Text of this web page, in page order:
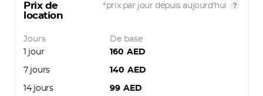
Prix de
location
*prix par jour depuis aujourd'hui
Jours
De base
1 jour
160 AED
7 jours 140 AED
14 jours 99 AED